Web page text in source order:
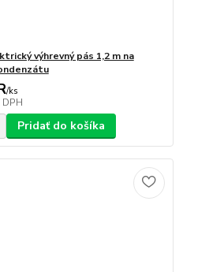
výhrevný pás 1,2 m na
/ks
Pridať do košíka